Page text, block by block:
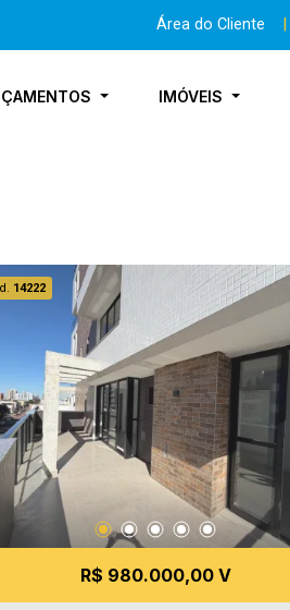
Área do Cliente
IMÓVEIS
14222
R$ 980.000,00 V